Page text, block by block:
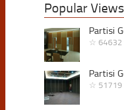
Popular Views
Partisi
☆ 64632
Partisi
☆ 51719